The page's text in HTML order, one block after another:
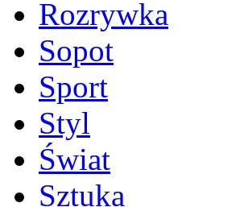
Rozrywka
Sopot
Sport
Styl
Świat
Sztuka